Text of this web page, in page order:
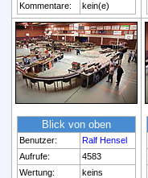
Kommentare:
kein(e)
Blick von oben
Benutzer:
Ralf Hensel
Aufrufe:
4583
Wertung:
keins